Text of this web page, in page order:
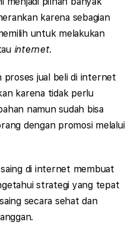
karena sebagian
untuk melakukan
internet.
proses jual beli di internet
karena tidak perlu
namun sudah bisa
dengan promosi melalui
di internet membuat
strategi yang tepat
secara sehat dan